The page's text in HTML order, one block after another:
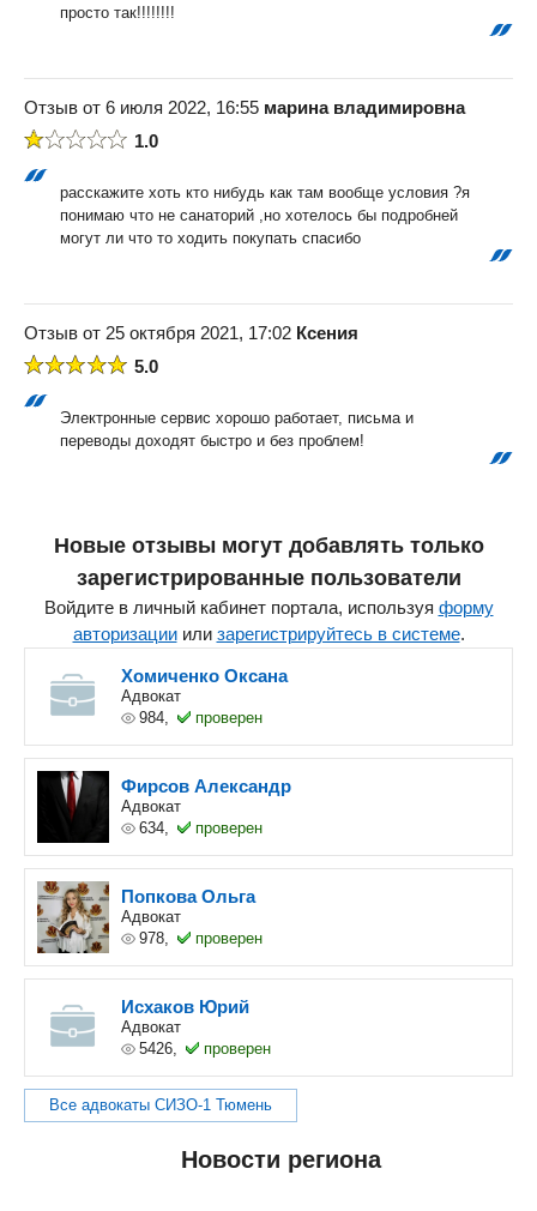
просто так!!!!!!!!
Отзыв от 6 июля 2022, 16:55 марина владимировна
1.0
расскажите хоть кто нибудь как там вообще условия ?я
понимаю что не санаторий ,но хотелось бы подробней
могут ли что то ходить покупать спасибо
Отзыв от 25 октября 2021, 17:02 Ксения
5.0
Электронные сервис хорошо работает, письма и
переводы доходят быстро и без проблем!
Новые отзывы могут добавлять только
зарегистрированные пользователи
Войдите в личный кабинет портала, используя форму
авторизацииили зарегистрируйтесь в системе.
Хомиченко Оксана
Адвокат
984,
проверен
Фирсов Александр
Адвокат
634,
проверен
Попкова Ольга
Адвокат
978,
проверен
Исхаков Юрий
Адвокат
5426,
проверен
Все адвокаты СИЗО-1 Тюмень
Новости региона